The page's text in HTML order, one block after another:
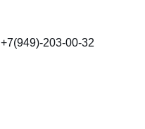
+7(949)-203-00-32